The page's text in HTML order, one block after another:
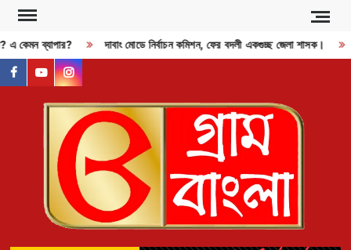
Skip
content
এ কেমন ব্যাপার? দাবাং মোডে নির্বাচন কমিশন, ফের বদলী একগুচ্ছ জেলা শাসক।
facebook
youtubeinstagram